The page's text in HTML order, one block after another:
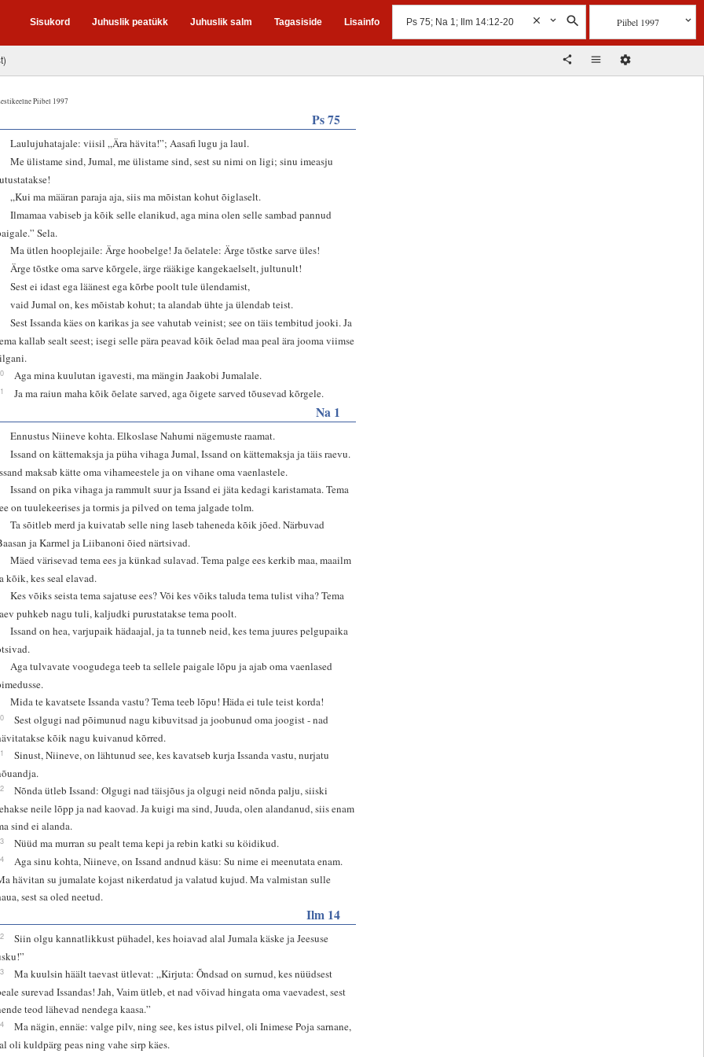
Sisukord Juhuslik peatükk Juhuslik salm Tagasiside Lisainfo Piibel 1997
Piibel 1997
Ps 75
Laulujuhatajale: viisil „Ära hävita!”; Aasafi lugu ja laul.
Me ülistame sind, Jumal, me ülistame sind, sest su nimi on ligi; sinu imeasju
„Kui ma määran paraja aja, siis ma mõistan kohut õiglaselt.
Ilmamaa vabiseb ja kõik selle elanikud, aga mina olen selle sambad pannud
Sela.
Ma ütlen hooplejaile: Ärge hoobelge! Ja õelatele: Ärge tõstke sarve üles!
Ärge tõstke oma sarve kõrgele, ärge rääkige kangekaelselt, jultunult!
Sest ei idast ega läänest ega kõrbe poolt tule ülendamist,
vaid Jumal on, kes mõistab kohut; ta alandab ühte ja ülendab teist.
Sest Issanda käes on karikas ja see vahutab veinist; see on täis tembitud jooki. Ja
kallab sealt seest; isegi selle pära peavad kõik õelad maa peal ära jooma viimse
Aga mina kuulutan igavesti, ma mängin Jaakobi Jumalale.
Ja ma raiun maha kõik õelate sarved, aga õigete sarved tõusevad kõrgele.
Na 1
Ennustus Niineve kohta. Elkoslase Nahumi nägemuste raamat.
Issand on kättemaksja ja püha vihaga Jumal, Issand on kättemaksja ja täis raevu.
maksab kätte oma vihameestele ja on vihane oma vaenlastele.
Issand on pika vihaga ja rammult suur ja Issand ei jäta kedagi karistamata. Tema
on tuulekeerises ja tormis ja pilved on tema jalgade tolm.
Ta sõitleb merd ja kuivatab selle ning laseb taheneda kõik jõed. Närbuvad
ja Karmel ja Liibanoni õied närtsivad.
Mäed värisevad tema ees ja künkad sulavad. Tema palge ees kerkib maa, maailm
kõik, kes seal elavad.
Kes võiks seista tema sajatuse ees? Või kes võiks taluda tema tulist viha? Tema
puhkeb nagu tuli, kaljudki purustatakse tema poolt.
Issand on hea, varjupaik hädaajal, ja ta tunneb neid, kes tema juures pelgupaika
Aga tulvavate voogudega teeb ta sellele paigale lõpu ja ajab oma vaenlased
Mida te kavatsete Issanda vastu? Tema teeb lõpu! Häda ei tule teist korda!
Sest olgugi nad põimunud nagu kibuvitsad ja joobunud oma joogist - nad
kõik nagu kuivanud kõrred.
Sinust, Niineve, on lähtunud see, kes kavatseb kurja Issanda vastu, nurjatu
Nõnda ütleb Issand: Olgugi nad täisjõus ja olgugi neid nõnda palju, siiski
neile lõpp ja nad kaovad. Ja kuigi ma sind, Juuda, olen alandanud, siis enam
sind ei alanda.
Nüüd ma murran su pealt tema kepi ja rebin katki su köidikud.
Aga sinu kohta, Niineve, on Issand andnud käsu: Su nime ei meenutata enam.
hävitan su jumalate kojast nikerdatud ja valatud kujud. Ma valmistan sulle
sest sa oled neetud.
Ilm 14
Siin olgu kannatlikkust pühadel, kes hoiavad alal Jumala käske ja Jeesuse
Ma kuulsin häält taevast ütlevat: „Kirjuta: Õndsad on surnud, kes nüüdsest
surevad Issandas! Jah, Vaim ütleb, et nad võivad hingata oma vaevadest, sest
teod lähevad nendega kaasa.”
Ma nägin, ennäe: valge pilv, ning see, kes istus pilvel, oli Inimese Poja sarnane,
oli kuldpärg peas ning vahe sirp käes.